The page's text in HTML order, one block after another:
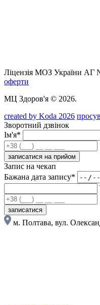
Ліцензія МОЗ України АГ
оферти
МЦ Здоров'я © 2026.
created by Koda 2026
Зворотний дзвінок
Ім'я*
записатися на прийом
Запис на чекап
Бажана дата запису*
записатися
м. Полтава, вул.